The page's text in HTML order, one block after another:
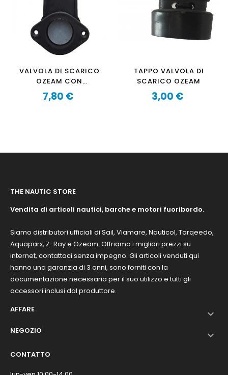
VALVOLA DI SCARICO
OZEAM CON
GHIGLIOTTINA
Prezzo
7,80 €
TAPPO VALVOLA DI
SCARICO OZEAM
Prezzo
3,00 €
THE NAUTIC STORE
Vendita di articoli nautici, barche e motori fuoribordo.
Siamo distributori ufficiali di Sail, Viamare, Nauticol, Torqeedo,
Aquaparx, Z-Ray e Ozeam. Offriamo i migliori prezzi su
internet, contattaci senza impegno. Gli articoli venduti qui
hanno una garanzia di 3 anni, sono forniti con la
documentazione necessaria per il suo utilizzo e tutti gli
accessori inclusi dal produttore.
AFFARE

NEGOZIO 
CONTATTO